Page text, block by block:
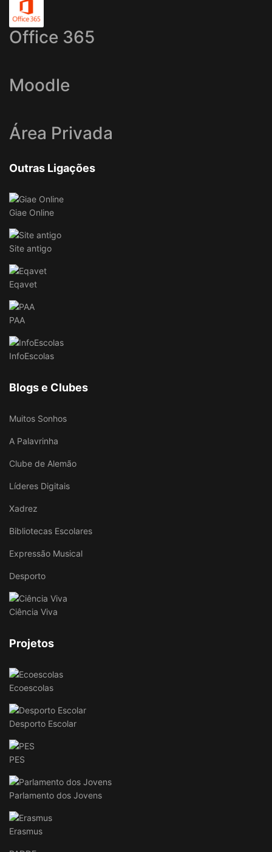
Office 365
Moodle
Área Privada
Outras Ligações
Giae Online
Site antigo
Eqavet
PAA
InfoEscolas
Blogs e Clubes
Muitos Sonhos
A Palavrinha
Clube de Alemão
Líderes Digitais
Xadrez
Bibliotecas Escolares
Expressão Musical
Desporto
Ciência Viva
Projetos
Ecoescolas
Desporto Escolar
PES
Parlamento dos Jovens
Erasmus